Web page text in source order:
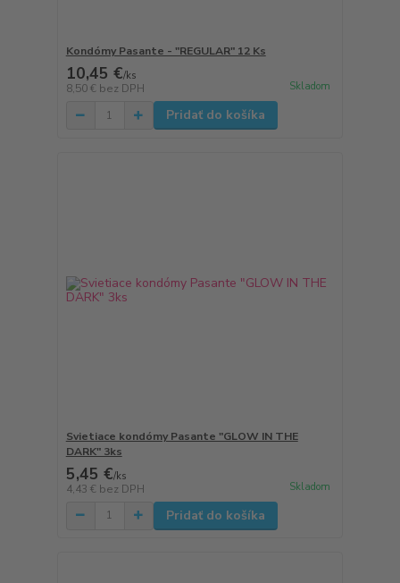
Kondómy Pasante - "REGULAR" 12 Ks
10,45 €/ks
8,50 € bez DPH Skladom
Pridať do košíka
Svietiace kondómy Pasante "GLOW IN THE
DARK" 3ks
5,45 €/ks
4,43 € bez DPH Skladom
Pridať do košíka